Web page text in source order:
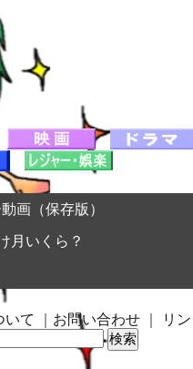
画（保存版）
月いくら？
いて お問い合わせ リ